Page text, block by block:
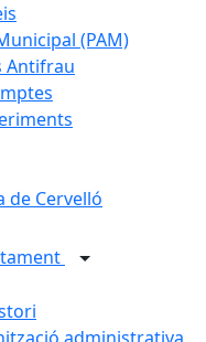
(PAM)
Antifrau
de Cervelló